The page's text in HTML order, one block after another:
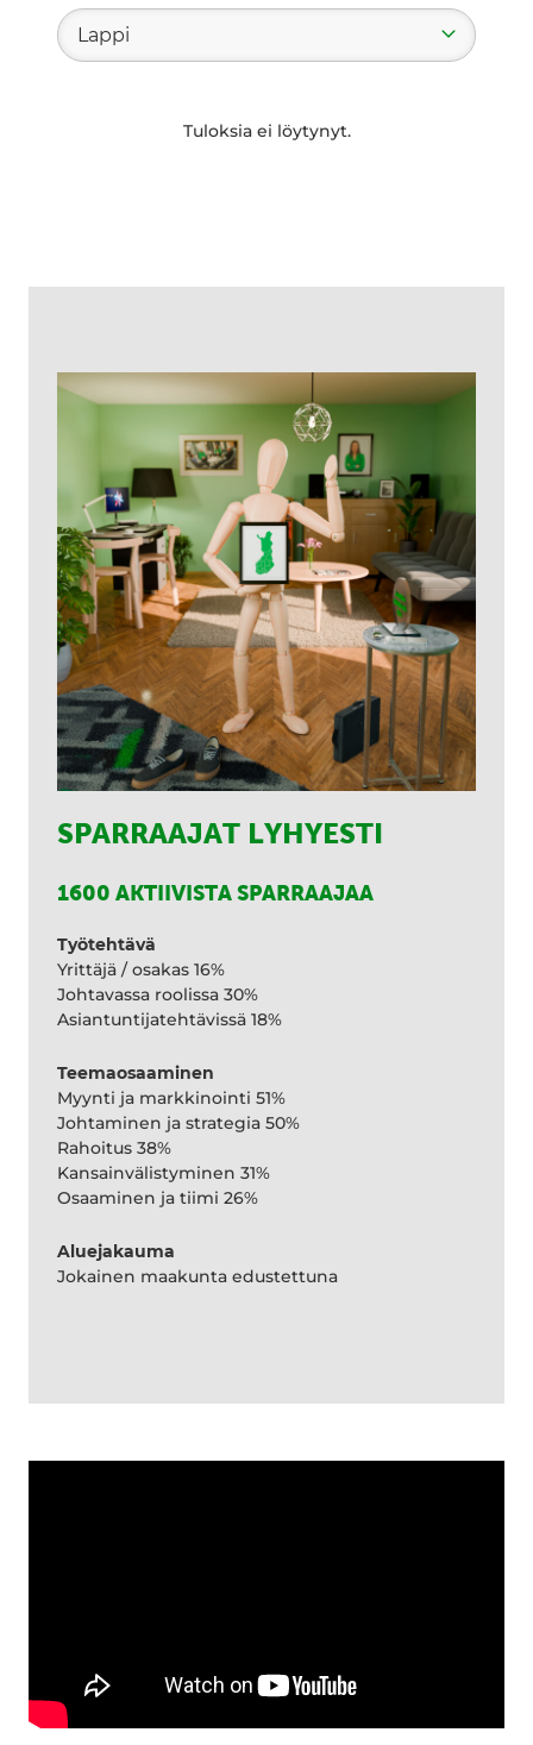
Lappi
Tuloksia ei löytynyt.
SPARRAAJAT LYHYESTI
1600 AKTIIVISTA SPARRAAJAA
Työtehtävä
Yrittäjä / osakas 16%
Johtavassa roolissa 30%
Asiantuntijatehtävissä 18%
Teemaosaaminen
Myynti ja markkinointi 51%
Johtaminen ja strategia 50%
Rahoitus 38%
Kansainvälistyminen 31%
Osaaminen ja tiimi 26%
Aluejakauma
Jokainen maakunta edustettuna